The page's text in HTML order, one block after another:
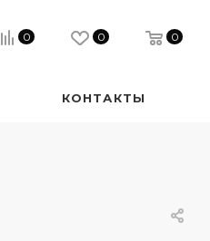
0 0 0
КОНТАКТЫ